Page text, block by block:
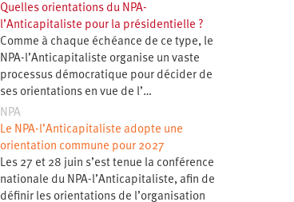
Quelles orientations du NPA-
l’Anticapitaliste pour la présidentielle ?
Comme à chaque échéance de ce type, le
NPA-l’Anticapitaliste organise un vaste
processus démocratique pour décider de
ses orientations en vue de l’…
NPA
Le NPA-l’Anticapitaliste adopte une
orientation commune pour 2027
Les 27 et 28 juin s’est tenue la conférence
nationale du NPA-l’Anticapitaliste, afin de
définir les orientations de l’organisation